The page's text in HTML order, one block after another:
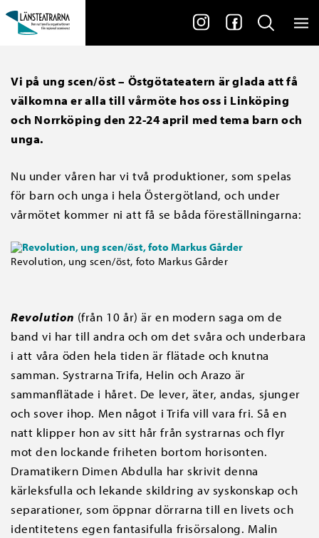
Vi på ung scen/öst – Östgötateatern är glada att få
välkomna er alla till vårmöte hos oss i Linköping
och Norrköping den 22-24 april med tema barn och
unga.
Nu under våren har vi två produktioner, som spelas
för barn och unga i hela Östergötland, och under
vårmötet kommer ni att få se båda föreställningarna:
Revolution, ung scen/öst, foto Markus Gårder
Revolution (från 10 år) är en modern saga om de
band vi har till andra och om det svåra och underbara
i att våra öden hela tiden är flätade och knutna
samman. Systrarna Trifa, Helin och Arazo är
sammanflätade i håret. De lever, äter, andas, sjunger
och sover ihop. Men något i Trifa vill vara fri. Så en
natt klipper hon av sitt hår från systrarnas och flyr
mot den lockande friheten bortom horisonten.
Dramatikern Dimen Abdulla har skrivit denna
kärleksfulla och lekande skildring av syskonskap och
separationer, som öppnar dörrarna till en livets och
identitetens egen fantasifulla frisörsalong. Malin